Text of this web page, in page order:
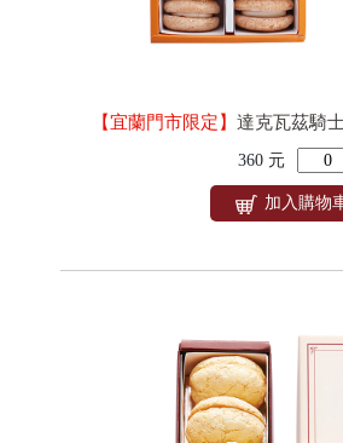
【宜蘭門市限定】 達克瓦茲騎
360 元
加入購物